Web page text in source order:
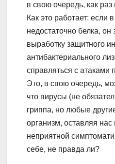
в свою очередь, как раз
Как это работает: если
недостаточно белка, он
выработку защитного
антибактериального
справляться с атаками
Это, в свою очередь,
что вирусы (не
гриппа, но любые
организм, оставляя
неприятной
себе, не правда ли?